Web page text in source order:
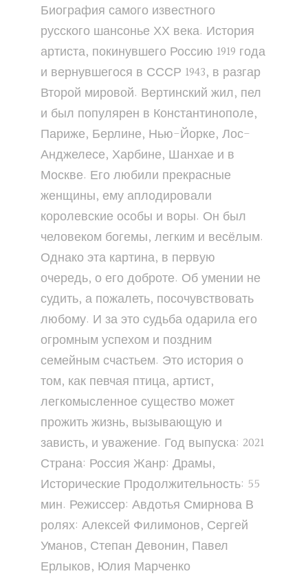
Биография самого известного
русского шансонье ХХ века. История
артиста, покинувшего Россию 1919 года
и вернувшегося в СССР 1943, в разгар
Второй мировой. Вертинский жил, пел
и был популярен в Константинополе,
Париже, Берлине, Нью-Йорке, Лос-
Анджелесе, Харбине, Шанхае и в
Москве. Его любили прекрасные
женщины, ему аплодировали
королевские особы и воры. Он был
человеком богемы, легким и весёлым.
Однако эта картина, в первую
очередь, о его доброте. Об умении не
судить, а пожалеть, посочувствовать
любому. И за это судьба одарила его
огромным успехом и поздним
семейным счастьем. Это история о
том, как певчая птица, артист,
легкомысленное существо может
прожить жизнь, вызывающую и
зависть, и уважение. Год выпуска: 2021
Страна: Россия Жанр: Драмы,
Исторические Продолжительность: 55
мин. Режиссер: Авдотья Смирнова В
ролях: Алексей Филимонов, Сергей
Уманов, Степан Девонин, Павел
Ерлыков, Юлия Марченко